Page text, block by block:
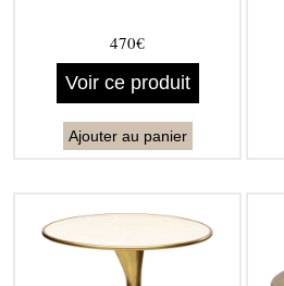
470€
Voir ce produit
Ajouter au panier